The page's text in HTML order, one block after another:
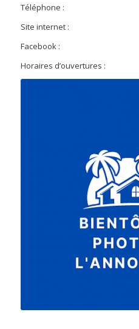
Téléphone :
Site internet :
Facebook :
Horaires d’ouvertures :